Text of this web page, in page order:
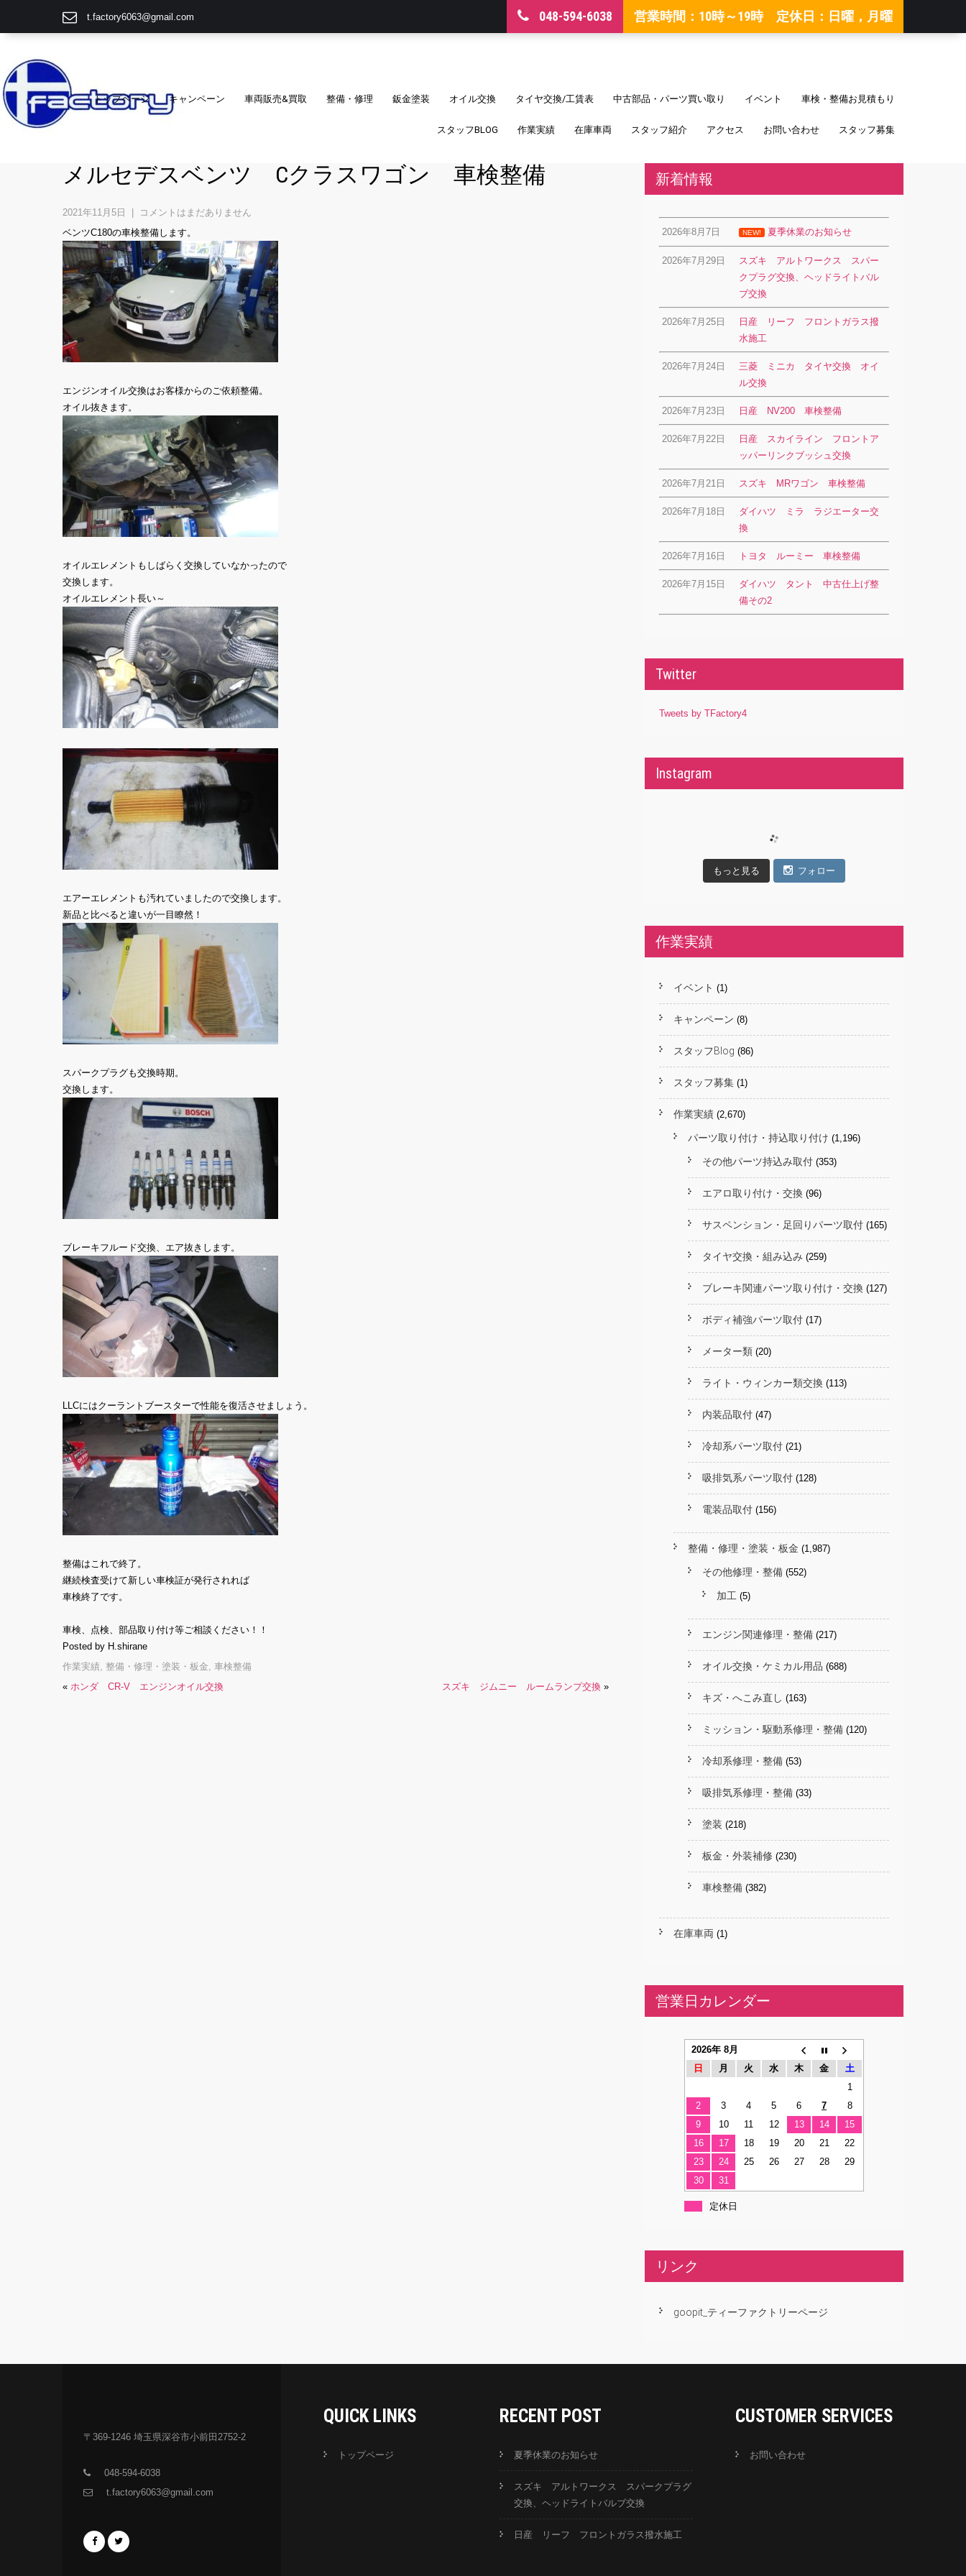
t.factory6063@gmail.com 048-594-6038 営業時間：10時～19時 定休日：日曜，月曜
トップページ キャンペーン 車両販売&買取 整備・修理 鈑金塗装 オイル交換 タイヤ交換/工賃表 中古部品・パーツ買い取り イベント 車検・整備お見積もり
スタッフBLOG 作業実績 在庫車両 スタッフ紹介 アクセス お問い合わせ スタッフ募集
メルセデスベンツ Cクラスワゴン 車検整備
2021年11月5日
コメントはまだありません
ベンツC180の車検整備します。
エンジンオイル交換はお客様からのご依頼整備。
オイル抜きます。
オイルエレメントもしばらく交換していなかったので
交換します。
オイルエレメント長い～
エアーエレメントも汚れていましたので交換します。
新品と比べると違いが一目瞭然！
スパークプラグも交換時期。
交換します。
ブレーキフルード交換、エア抜きします。
LLCにはクーラントブースターで性能を復活させましょう。
整備はこれで終了。
継続検査受けて新しい車検証が発行されれば
車検終了です。
車検、点検、部品取り付け等ご相談ください！！
Posted by H.shirane
作業実績, 整備・修理・塗装・板金, 車検整備
« ホンダ CR-V エンジンオイル交換 スズキ ジムニー ルームランプ交換 »
新着情報
2026年8月7日 NEW! 夏季休業のお知らせ
2026年7月29日
スズキ アルトワークス スパー
クプラグ交換、ヘッドライトバル
ブ交換
2026年7月25日
日産 リーフ フロントガラス撥
水施工
2026年7月24日
三菱 ミニカ タイヤ交換 オイ
ル交換
2026年7月23日 日産 NV200 車検整備
2026年7月22日
日産 スカイライン フロントア
ッパーリンクブッシュ交換
2026年7月21日 スズキ MRワゴン 車検整備
2026年7月18日
ダイハツ ミラ ラジエーター交
換
2026年7月16日 トヨタ ルーミー 車検整備
2026年7月15日
ダイハツ タント 中古仕上げ整
備その2
Twitter
Tweets by TFactory4
Instagram
もっと見る フォロー
作業実績
イベント (1)
キャンペーン (8)
スタッフBlog (86)
スタッフ募集 (1)
作業実績 (2,670)
パーツ取り付け・持込取り付け (1,196)
その他パーツ持込み取付 (353)
エアロ取り付け・交換 (96)
サスペンション・足回りパーツ取付 (165)
タイヤ交換・組み込み (259)
ブレーキ関連パーツ取り付け・交換 (127)
ボディ補強パーツ取付 (17)
メーター類 (20)
ライト・ウィンカー類交換 (113)
内装品取付 (47)
冷却系パーツ取付 (21)
吸排気系パーツ取付 (128)
電装品取付 (156)
整備・修理・塗装・板金 (1,987)
その他修理・整備 (552)
加工 (5)
エンジン関連修理・整備 (217)
オイル交換・ケミカル用品 (688)
キズ・へこみ直し (163)
ミッション・駆動系修理・整備 (120)
冷却系修理・整備 (53)
吸排気系修理・整備 (33)
塗装 (218)
板金・外装補修 (230)
車検整備 (382)
在庫車両 (1)
営業日カレンダー
2026年 8月
日
月 火 水 木 金
土
1
2
3 4 5 6 7
8
9
10 11 12 13 14
15
16
17 18 19 20 21
22
23
24 25 26 27 28
29
30
31
定休日
リンク
goopit_ティーファクトリーページ
〒369-1246 埼玉県深谷市小前田2752-2
048-594-6038
t.factory6063@gmail.com
QUICK LINKS
トップページ
RECENT POST
夏季休業のお知らせ
スズキ アルトワークス スパークプラグ
交換、ヘッドライトバルブ交換
日産 リーフ フロントガラス撥水施工
CUSTOMER SERVICES
お問い合わせ